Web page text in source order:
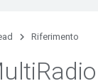
Riferimento
Radio